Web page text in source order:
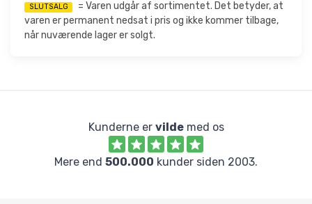
SLUTSALG
= Varen udgår af sortimentet. Det betyder, at
varen er permanent nedsat i pris og ikke kommer tilbage,
når nuværende lager er solgt.
Kunderne er vildemed os
Mere end 500.000 kunder siden 2003.